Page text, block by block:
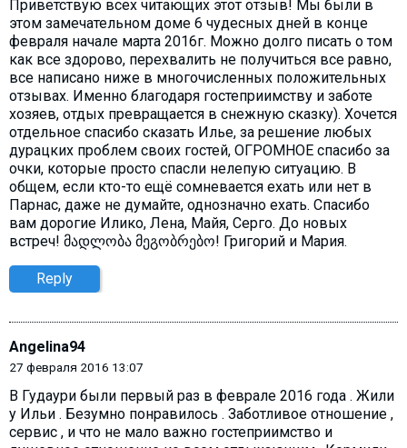
Приветствую всех читающих этот отзыв! Мы были в
этом замечательном доме 6 чудесных дней в конце
февраля начале марта 2016г. Можно долго писать о том
как все здорово, перехвалить не получиться все равно,
все написано ниже в многочисленных положительных
отзывах. Именно благодаря гостеприимству и заботе
хозяев, отдых превращается в снежную сказку). Хочется
отдельное спасибо сказать Илье, за решение любых
дурацких проблем своих гостей, ОГРОМНОЕ спасибо за
очки, которые просто спасли нелепую ситуацию. В
общем, если кто-то ещё сомневается ехать или нет в
Парнас, даже не думайте, однозначно ехать. Спасибо
вам дорогие Илико, Лена, Майя, Серго. До новых
встреч! მადლობა მეგობრებო! Григорий и Мария.
Reply
Angelina94
27 февраля 2016 13:07
В Гудаури были первый раз в феврале 2016 года . Жили
у Ильи . Безумно понравилось . Заботливое отношение ,
сервис , и что не мало важно гостеприимство и